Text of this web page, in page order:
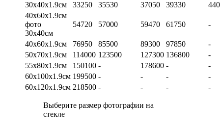
30х40х1.9см
33250 35530 37050 39330
40х60х1.9см
фото
30х40см
54720 57000 59470 61750 -
40х60х1.9см 76950 85500 89300 97850
-
50х70х1.9см
114000 123500 127300 136800
-
55х80х1.9см
150100 - 178600 -
-
60х100х1.9см 199500 - - -
-
60х120х1.9см 218500 - - - -
Выберите размер фотографии на
стекле